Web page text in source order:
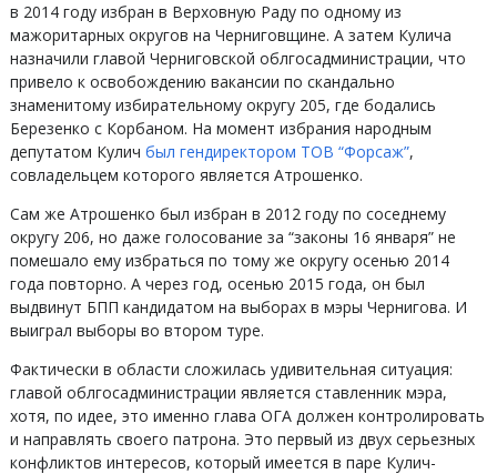
в 2014 году избран в Верховную Раду по одному из
мажоритарных округов на Черниговщине. А затем Кулича
назначили главой Черниговской облгосадминистрации, что
привело к освобождению вакансии по скандально
знаменитому избирательному округу 205, где бодались
Березенко с Корбаном. На момент избрания народным
депутатом Кулич был гендиректором ТОВ “Форсаж”,
совладельцем которого является Атрошенко.
Сам же Атрошенко был избран в 2012 году по соседнему
округу 206, но даже голосование за “законы 16 января” не
помешало ему избраться по тому же округу осенью 2014
года повторно. А через год, осенью 2015 года, он был
выдвинут БПП кандидатом на выборах в мэры Чернигова. И
выиграл выборы во втором туре.
Фактически в области сложилась удивительная ситуация:
главой облгосадминистрации является ставленник мэра,
хотя, по идее, это именно глава ОГА должен контролировать
и направлять своего патрона. Это первый из двух серьезных
конфликтов интересов, который имеется в паре Кулич-